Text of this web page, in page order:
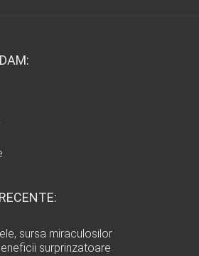
sursa miraculosilor
surprinzatoare